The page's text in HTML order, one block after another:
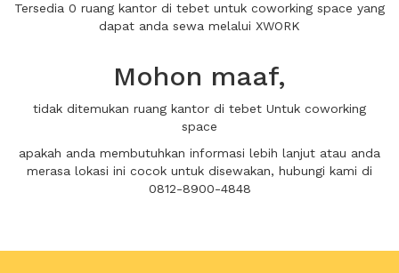
Tersedia 0 ruang kantor di tebet untuk coworking space yang
dapat anda sewa melalui XWORK
Mohon maaf,
tidak ditemukan ruang kantor di tebet Untuk coworking
space
apakah anda membutuhkan informasi lebih lanjut atau anda
merasa lokasi ini cocok untuk disewakan, hubungi kami di
0812-8900-4848